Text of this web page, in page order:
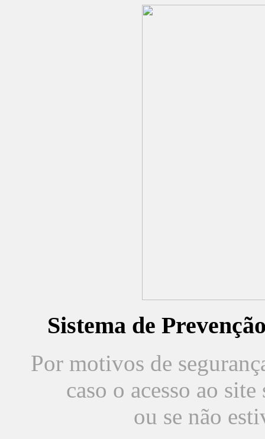
Sistema de
Por motivos de
caso o acesso ao
ou se não